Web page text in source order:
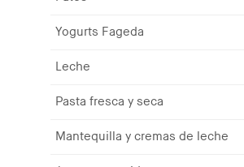
Yogurts Fageda
Leche
Pasta fresca y seca
Mantequilla y cremas de leche